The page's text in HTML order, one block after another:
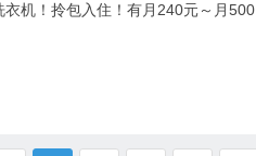
衣机！拎包入住！有月240元～月500